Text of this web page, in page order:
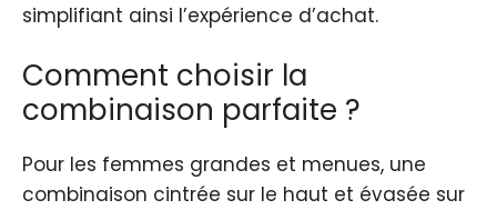
simplifiant ainsi l’expérience d’achat.
Comment choisir la
combinaison parfaite ?
Pour les femmes grandes et menues, une
combinaison cintrée sur le haut et évasée sur